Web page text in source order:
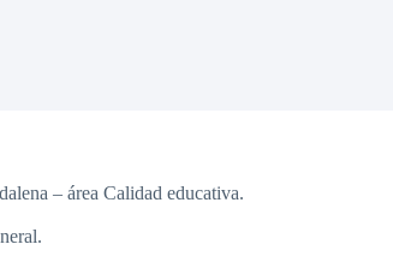
– área Calidad educativa.